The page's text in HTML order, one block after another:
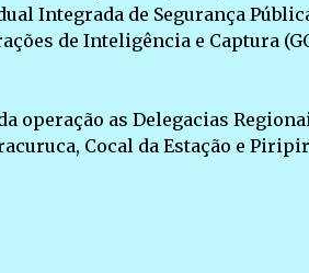
Integrada de Segurança
de Inteligência e Captura
operação as Delegacias
Cocal da Estação e